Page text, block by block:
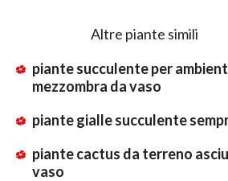
Altre piante simili
piante succulente per
mezzombra da vaso
piante gialle succulente
piante cactus da terreno
vaso